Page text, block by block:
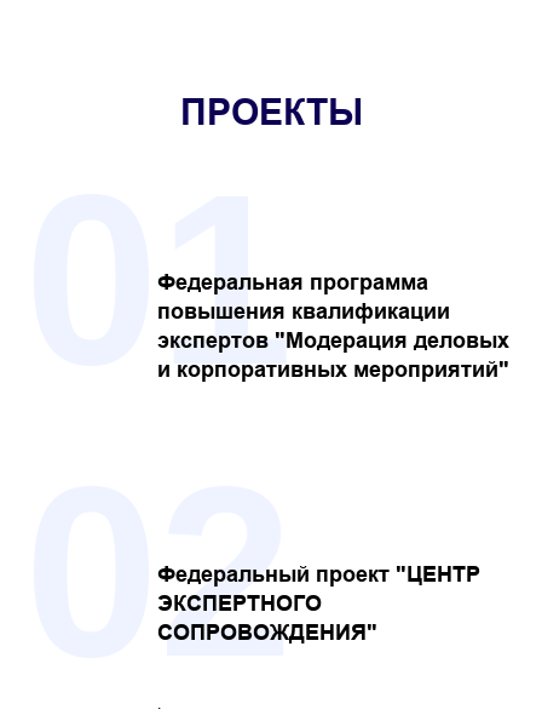
ПРОЕКТЫ
Федеральная программа
повышения квалификации
экспертов "Модерация деловых
и корпоративных мероприятий"
01
Федеральный проект "ЦЕНТР
ЭКСПЕРТНОГО
СОПРОВОЖДЕНИЯ"
.02